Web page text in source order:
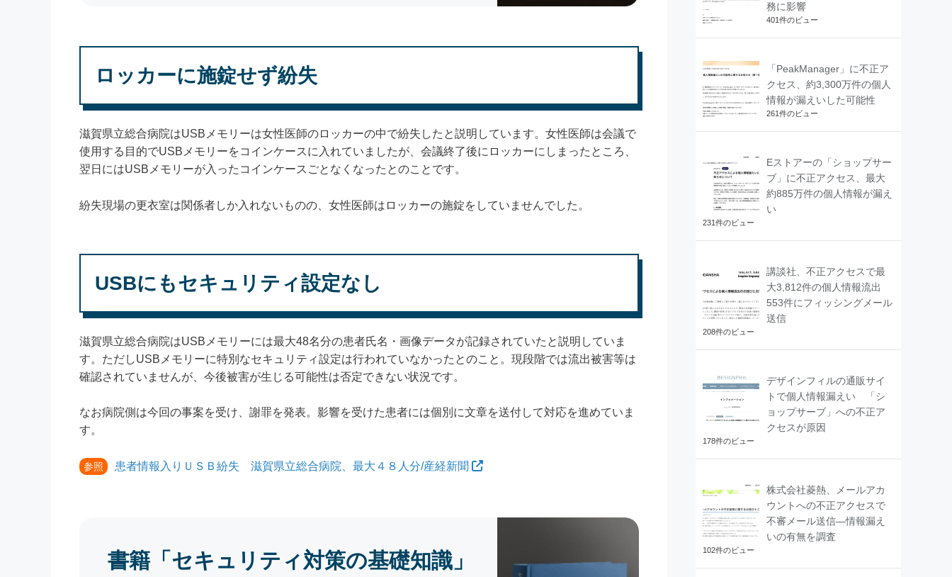
ロッカーに施錠せず紛失
滋賀県立総合病院はUSBメモリーは女性医師のロッカーの中で紛失したと説明しています。女性医師は会議で
使用する目的でUSBメモリーをコインケースに入れていましたが、会議終了後にロッカーにしまったところ、
翌日にはUSBメモリーが入ったコインケースごとなくなったとのことです。
紛失現場の更衣室は関係者しか入れないものの、女性医師はロッカーの施錠をしていませんでした。
USBにもセキュリティ設定なし
滋賀県立総合病院はUSBメモリーには最大48名分の患者氏名・画像データが記録されていたと説明していま
す。ただしUSBメモリーに特別なセキュリティ設定は行われていなかったとのこと。現段階では流出被害等は
確認されていませんが、今後被害が生じる可能性は否定できない状況です。
なお病院側は今回の事案を受け、謝罪を発表。影響を受けた患者には個別に文章を送付して対応を進めていま
す。
参照 患者情報入りＵＳＢ紛失 滋賀県立総合病院、最大４８人分/産経新聞
書籍「セキュリティ対策の基礎知識」
務に影響
401件のビュー
「PeakManager」に不正ア
クセス、約3,300万件の個人
情報が漏えいした可能性
261件のビュー
Eストアーの「ショップサー
ブ」に不正アクセス、最大
約885万件の個人情報が漏え
い
231件のビュー
講談社、不正アクセスで最
大3,812件の個人情報流出
553件にフィッシングメール
送信
208件のビュー
デザインフィルの通販サイ
トで個人情報漏えい 「シ
ョップサーブ」への不正ア
クセスが原因
178件のビュー
株式会社菱熱、メールアカ
ウントへの不正アクセスで
不審メール送信―情報漏え
いの有無を調査
102件のビュー